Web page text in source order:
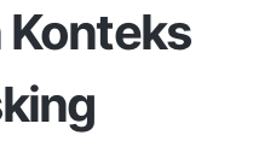
Konteks